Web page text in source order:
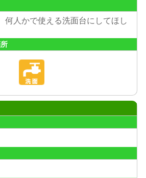
何人かで使える洗面台にしてほし